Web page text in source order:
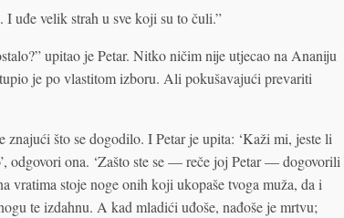
uđe velik strah u sve koji su to čuli.”
upitao je Petar. Nitko ničim nije utjecao na Ananiju
je po vlastitom izboru. Ali pokušavajući prevariti
znajući što se dogodilo. I Petar je upita: ‘Kaži mi, jeste li
odgovori ona. ‘Zašto ste se — reče joj Petar — dogovorili
vratima stoje noge onih koji ukopaše tvoga muža, da i
te izdahnu. A kad mladići uđoše, nađoše je mrtvu;